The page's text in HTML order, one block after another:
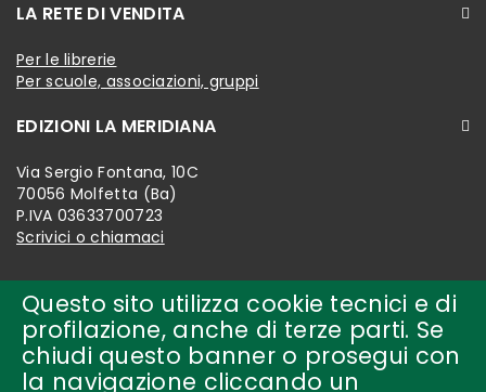
Questo sito utilizza cookie tecnici e di
profilazione, anche di terze parti. Se
chiudi questo banner o prosegui con
la navigazione cliccando un
LA RETE DI VENDITA
Per le librerie
Per scuole, associazioni, gruppi
EDIZIONI LA MERIDIANA
Via Sergio Fontana, 10C
70056 Molfetta (Ba)
P.IVA 03633700723
Scrivici o chiamaci